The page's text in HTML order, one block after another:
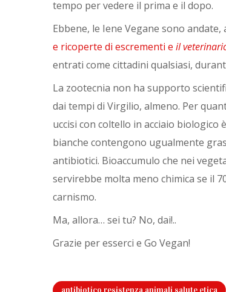
tempo per vedere il prima e il dopo.
Ebbene, le Iene Vegane sono
e ricoperte di escrementi e il
entrati come cittadini qualsiasi,
La zootecnia non ha supporto
dai tempi di Virgilio, almeno. Per
uccisi con coltello in acciaio biologico
bianche contengono ugualmente
antibiotici. Bioaccumulo che nei
servirebbe molta meno chimica se il
carnismo.
Ma, allora… sei tu? No, dai!..
Grazie per esserci e Go Vegan!